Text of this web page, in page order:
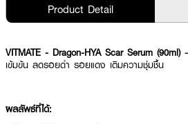
Product Detail
VITMATE - Dragon-HYA Scar Serum (90ml)
เข้มข้น ลดรอยดำ รอยแดง เติมความชุ่มชื้น
ผลลัพธ์ที่ได้: